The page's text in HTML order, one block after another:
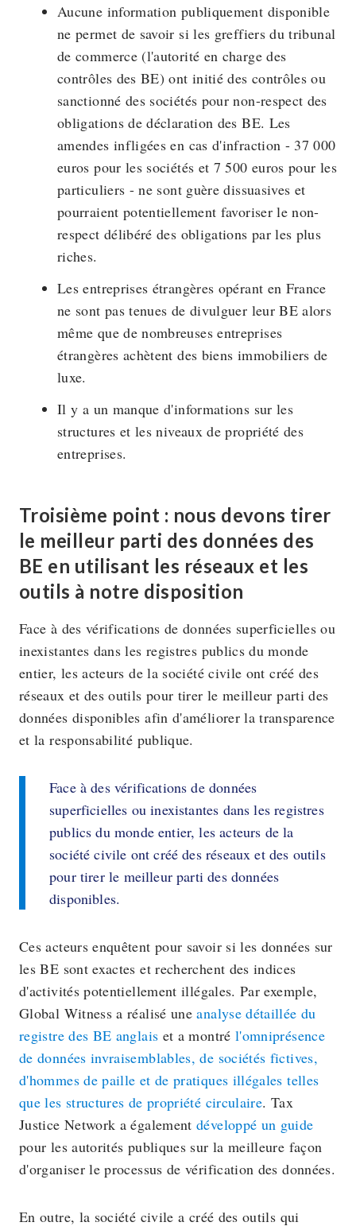
Aucune information publiquement disponible
ne permet de savoir si les greffiers du tribunal
de commerce (l'autorité en charge des
contrôles des BE) ont initié des contrôles ou
sanctionné des sociétés pour non-respect des
obligations de déclaration des BE. Les
amendes infligées en cas d'infraction - 37 000
euros pour les sociétés et 7 500 euros pour les
particuliers - ne sont guère dissuasives et
pourraient potentiellement favoriser le non-
respect délibéré des obligations par les plus
riches.
Les entreprises étrangères opérant en France
ne sont pas tenues de divulguer leur BE alors
même que de nombreuses entreprises
étrangères achètent des biens immobiliers de
luxe.
Il y a un manque d'informations sur les
structures et les niveaux de propriété des
entreprises.
Troisième point : nous devons tirer
le meilleur parti des données des
BE en utilisant les réseaux et les
outils à notre disposition
Face à des vérifications de données superficielles ou
inexistantes dans les registres publics du monde
entier, les acteurs de la société civile ont créé des
réseaux et des outils pour tirer le meilleur parti des
données disponibles afin d'améliorer la transparence
et la responsabilité publique.
Face à des vérifications de données
superficielles ou inexistantes dans les registres
publics du monde entier, les acteurs de la
société civile ont créé des réseaux et des outils
pour tirer le meilleur parti des données
disponibles.
Ces acteurs enquêtent pour savoir si les données sur
les BE sont exactes et recherchent des indices
d'activités potentiellement illégales. Par exemple,
Global Witness a réalisé uneanalyse détaillée du
registre des BE anglais et a montré l'omniprésence
de données invraisemblables, de sociétés fictives,
d'hommes de paille et de pratiques illégales telles
que les structures de propriété circulaire. Tax
Justice Network a égalementdéveloppé un guide
pour les autorités publiques sur la meilleure façon
d'organiser le processus de vérification des données.
En outre, la société civile a créé des outils qui